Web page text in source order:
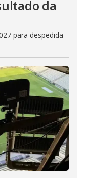
da
para despedida